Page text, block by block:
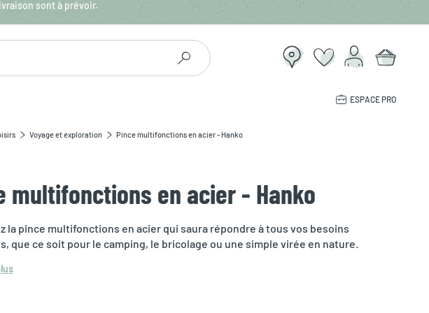
sont à prévoir.
ESPACE PRO
Voyage et exploration Pince multifonctions en acier - Hanko
multifonctions en acier - Hanko
la pince multifonctions en acier qui saura répondre à tous vos besoins
que ce soit pour le camping, le bricolage ou une simple virée en nature.